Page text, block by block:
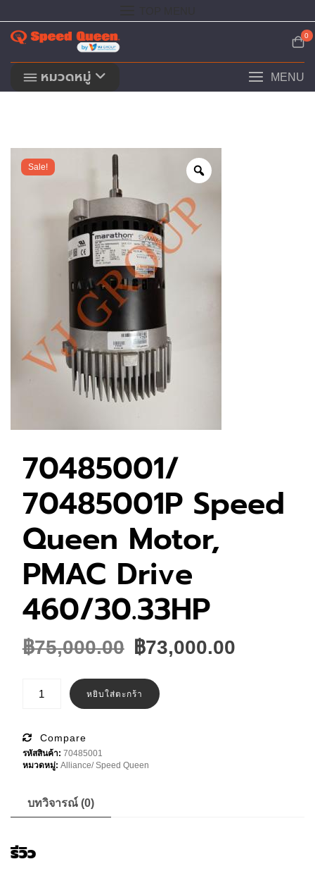
content
0
หมวดหมู่ MENU
Sale!
70485001/
70485001P Speed
Queen Motor,
PMAC Drive
460/30.33HP
฿75,000.00 Original
was:
฿75,000.00.
฿73,000.00
70485001/
70485001P
Motor,
PMAC
Drive
460/30.33HP
หยิบใส่ตะกร้า
Compare
รหัสสินค้า: 70485001
หมวดหมู่: Alliance/ Speed Queen
บทวิจารณ์ (0)
รีวิว